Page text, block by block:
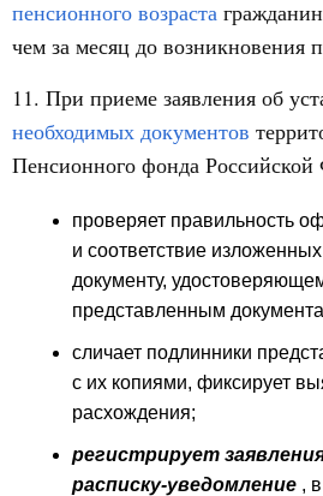
пенсионного возраста
чем за месяц до возникновения
11. При приеме заявления об
необходимых документов
Пенсионного фонда Российской
проверяет правильность
и соответствие
документу,
представленным
сличает подлинники
с их копиями, фиксирует
расхождения;
регистрирует
расписку-уведомление ,